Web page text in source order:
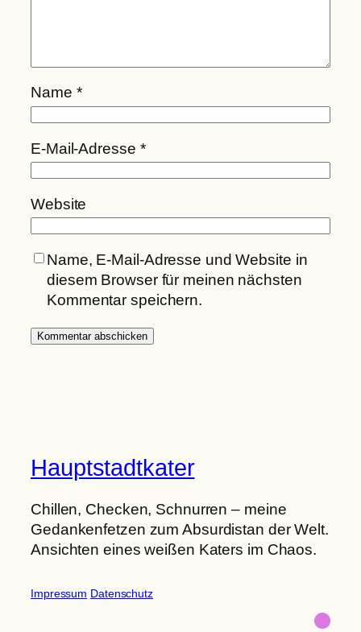
Name *
E-Mail-Adresse *
Website
Name, E-Mail-Adresse und Website in
diesem Browser für meinen nächsten
Kommentar speichern.
Hauptstadtkater
Chillen, Checken, Schnurren – meine
Gedankenfetzen zum Absurdistan der Welt.
Ansichten eines weißen Katers im Chaos.
Impressum Datenschutz